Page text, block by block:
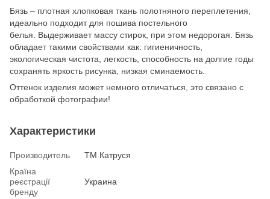
Бязь – плотная хлопковая ткань полотняного переплетения,
идеально подходит для пошива постельного
белья. Выдерживает массу стирок, при этом недорогая. Бязь
обладает такими свойствами как: гигиеничность,
экологическая чистота, легкость, способность на долгие годы
сохранять яркость рисунка, низкая сминаемость.
Оттенок изделия может немного отличаться, это связано с
обработкой фотографии!
Характеристики
Производитель
ТМ Катруся
Країна
реєстрації
бренду
Украина